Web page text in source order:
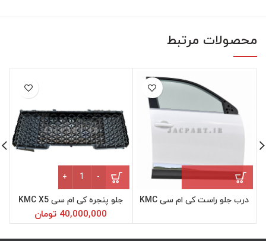
محصولات مرتبط
درب جلو راست کی ام سی KMC
جلو پنجره کی ام سی KMC X5 عدد
جلو پنجره کی ام سی KMC X5
40,000,000 تومان